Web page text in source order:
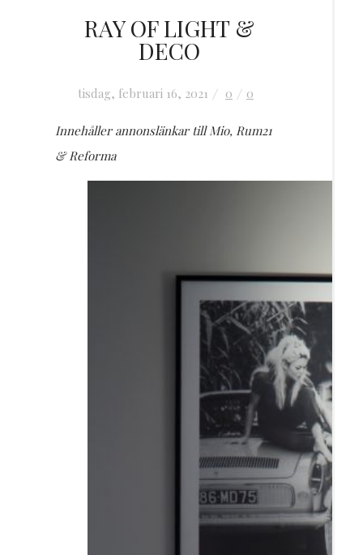
Inredning
OM MIG
Resor
RAY OF LIGHT &
DECO
tisdag, februari 16, 2021 0 0
Innehåller annonslänkar till Mio, Rum21
& Reforma